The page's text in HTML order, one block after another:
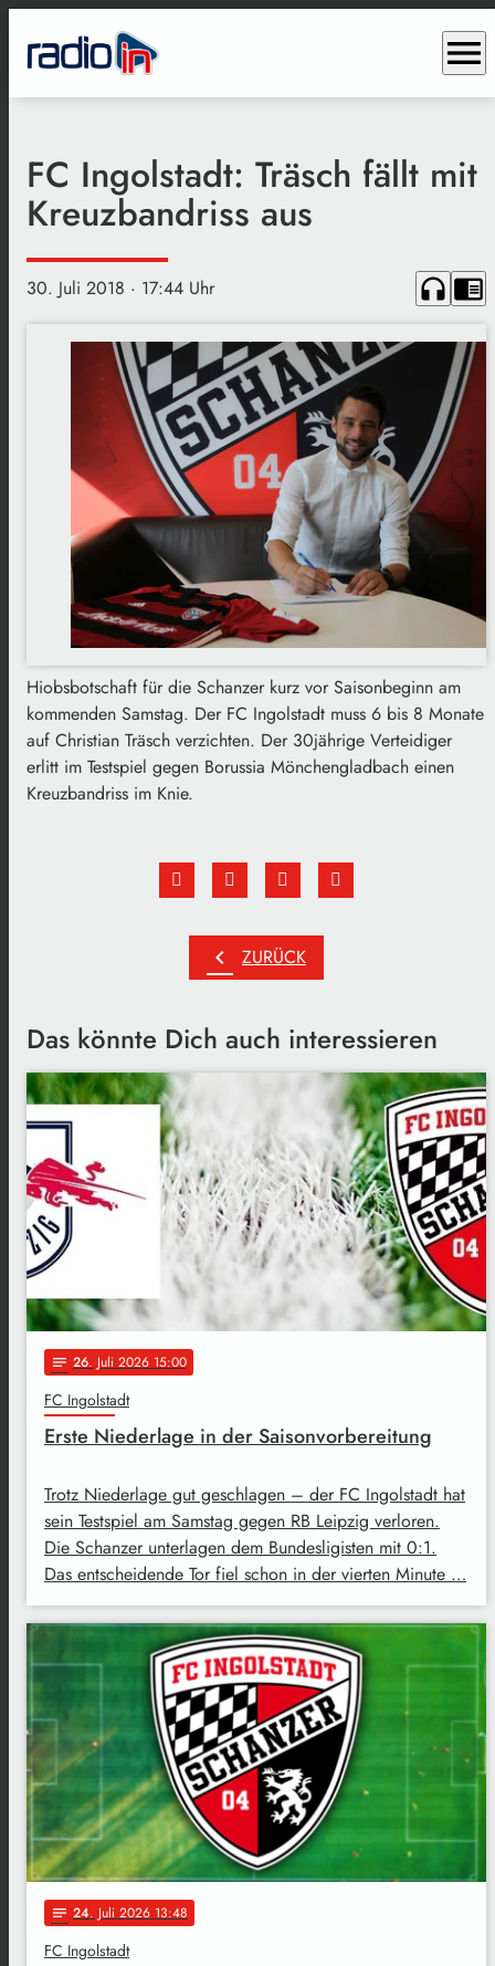
menu
FC Ingolstadt: Träsch fällt mit
Kreuzbandriss aus
30. Juli 2018 · 17:44 Uhr headphones chrome_reader_mode
Hiobsbotschaft für die Schanzer kurz vor Saisonbeginn am
kommenden Samstag. Der FC Ingolstadt muss 6 bis 8 Monate
auf Christian Träsch verzichten. Der 30jährige Verteidiger
erlitt im Testspiel gegen Borussia Mönchengladbach einen
Kreuzbandriss im Knie.
chevron_left ZURÜCK
Das könnte Dich auch interessieren
notes 26. Juli 2026 15:00
FC Ingolstadt
Erste Niederlage in der Saisonvorbereitung
Trotz Niederlage gut geschlagen – der FC Ingolstadt hat
sein Testspiel am Samstag gegen RB Leipzig verloren.
Die Schanzer unterlagen dem Bundesligisten mit 0:1.
Das entscheidende Tor fiel schon in der vierten Minute …
notes 24. Juli 2026 13:48
FC Ingolstadt